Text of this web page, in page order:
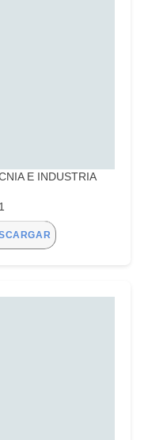
E INDUSTRIA